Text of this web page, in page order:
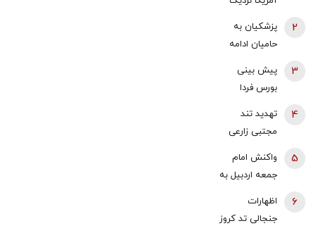
خزانه‌داری
آمریکا از «امروز
یا فردا» گفت
پزشکیان به
حامیان ادامه
همین‌جوری
نگویید بزن/
تبعاتش را هم
باید دید
2
پیش بینی
بورس فردا
رشد بازار روشن
شد | آخرین
حلقه تایید روند
3
تهدید تند
مجتبی زارعی
خرازی:حاضرم با
وضو شلاقت را
اجرا کنم
4
واکنش امام
جمعه اردبیل به
محمدباقر
خرازی/ چرا
5
اظهارات
جنجالی تد کروز
6